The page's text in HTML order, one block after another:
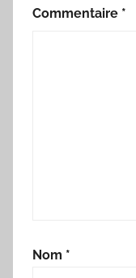
Commentaire *
Nom *